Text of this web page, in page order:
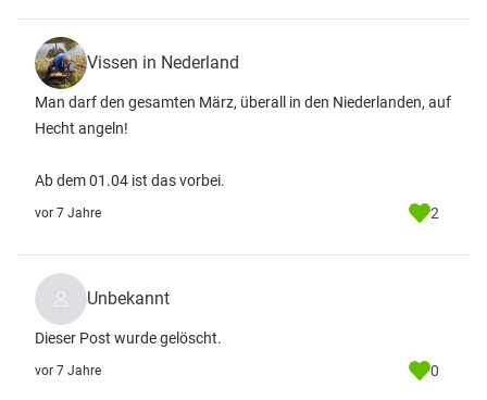
Vissen in Nederland
Man darf den gesamten März, überall in den Niederlanden, auf
Hecht angeln!
Ab dem 01.04 ist das vorbei.
vor 7 Jahre 2
Unbekannt
Dieser Post wurde gelöscht.
vor 7 Jahre 0